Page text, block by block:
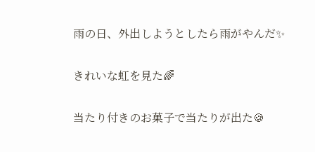
雨の日、外出しようとしたら雨がやんだ✨
きれいな虹を見た🌈
当たり付きのお菓子で当たりが出た🍪